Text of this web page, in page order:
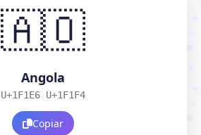
🇦🇴
Angola
U+1F1E6 U+1F1F4
Copiar